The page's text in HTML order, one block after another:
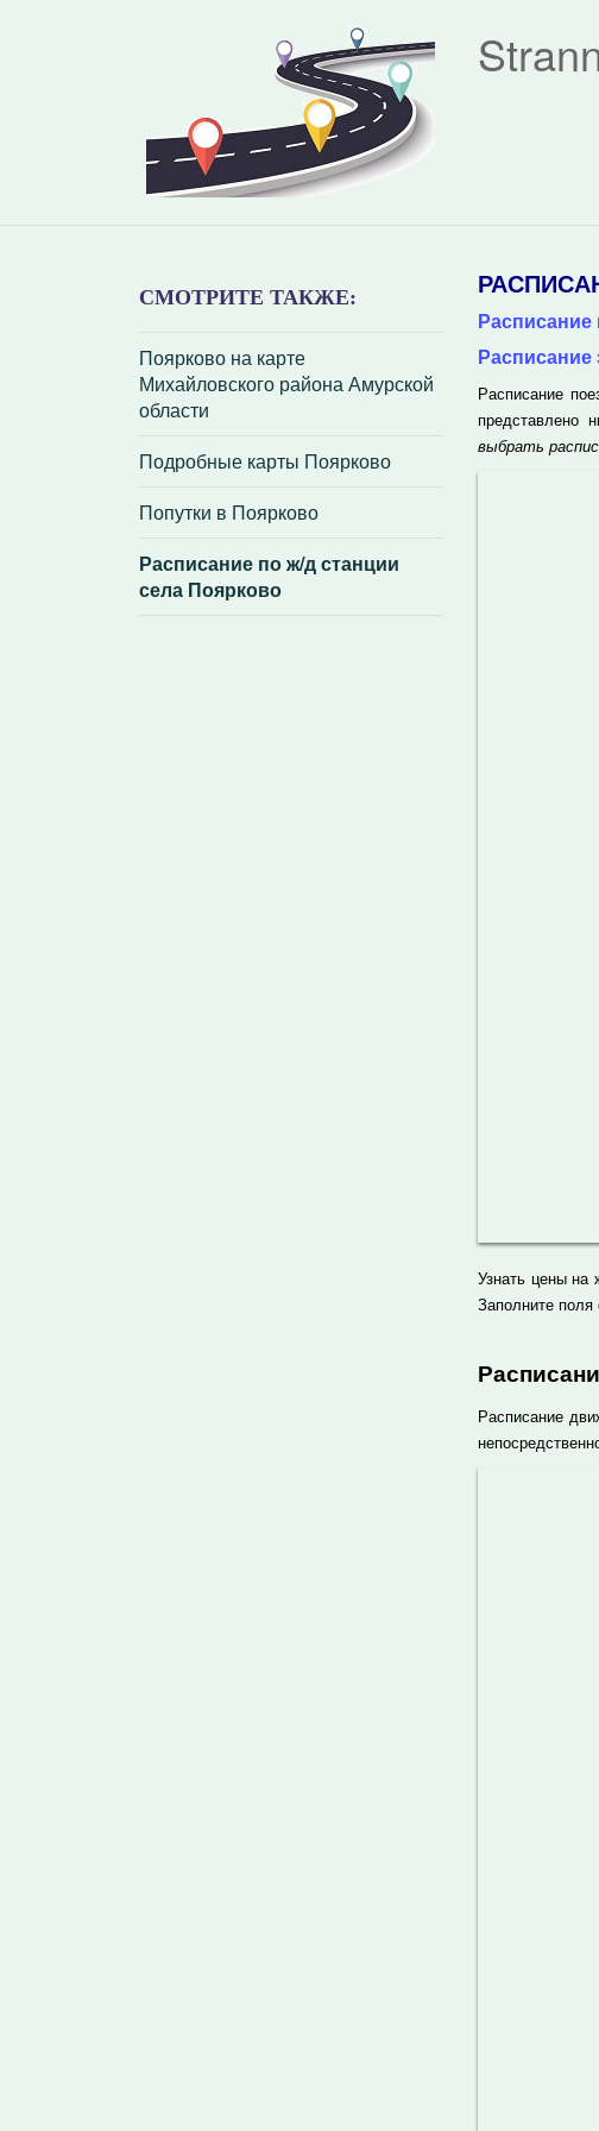
СМОТРИТЕ ТАКЖЕ:
Поярково на карте
Михайловского района Амурской
области
Подробные карты Поярково
Попутки в Поярково
Расписание по ж/д станции
села Поярково
Расписание
Расписание
Расписание
представлено
выбрать
Узнать цены на
Заполните
Расписание